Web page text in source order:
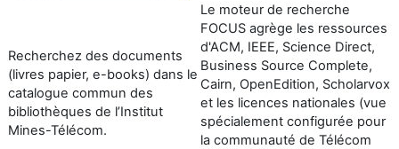
Recherchez des documents
(livres papier, e-books) dans le
catalogue commun des
bibliothèques de l’Institut
Mines-Télécom.
Le moteur de recherche
FOCUS agrège les ressources
d'ACM, IEEE, Science Direct,
Business Source Complete,
Cairn, OpenEdition, Scholarvox
et les licences nationales (vue
spécialement configurée pour
la communauté de Télécom